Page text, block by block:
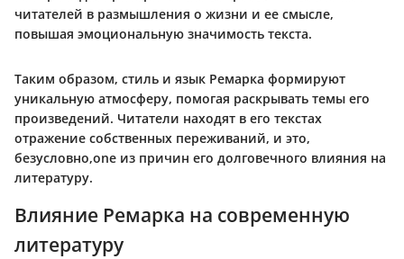
читателей в размышления о жизни и ее смысле,
повышая эмоциональную значимость текста.
Таким образом, стиль и язык Ремарка формируют
уникальную атмосферу, помогая раскрывать темы его
произведений. Читатели находят в его текстах
отражение собственных переживаний, и это,
безусловно,one из причин его долговечного влияния на
литературу.
Влияние Ремарка на современную
литературу